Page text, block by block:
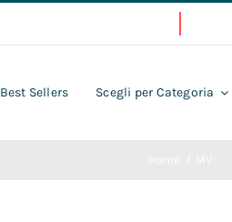
Best Sellers Scegli per Categoria